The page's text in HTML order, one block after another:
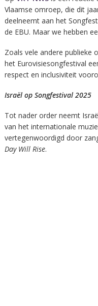
Vlaamse omroep, die dit
deelneemt aan het
de EBU. Maar we hebben
Zoals vele andere publieke
het Eurovisiesongfestival
respect en inclusiviteit
Israël op Songfestival 2025
Tot nader order neemt
van het internationale
vertegenwoordigd door
Day Will Rise.